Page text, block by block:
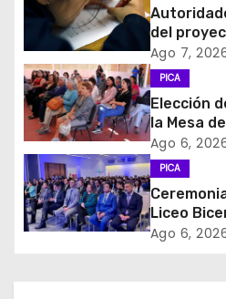
c
i
ó
n
d
e
del
introduce
de
Ago 7,
PICA
Elección
la Mesa
Indigena
Ago 6,
PICA
Liceo
Alberto
Ago 6,